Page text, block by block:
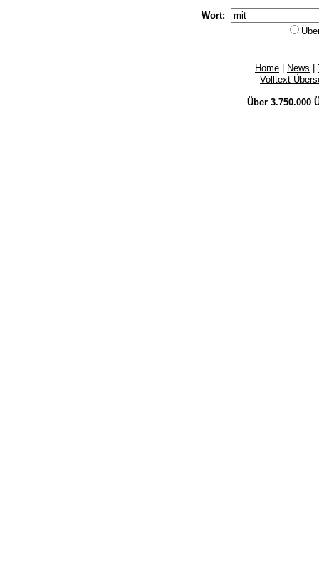
Wort:
Home News
Volltext-
Über 3.750.000